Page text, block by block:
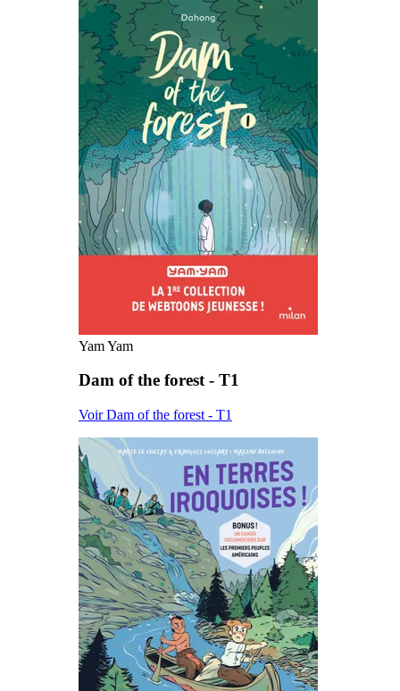
Yam Yam
Dam of the forest - T1
Voir Dam of the forest - T1